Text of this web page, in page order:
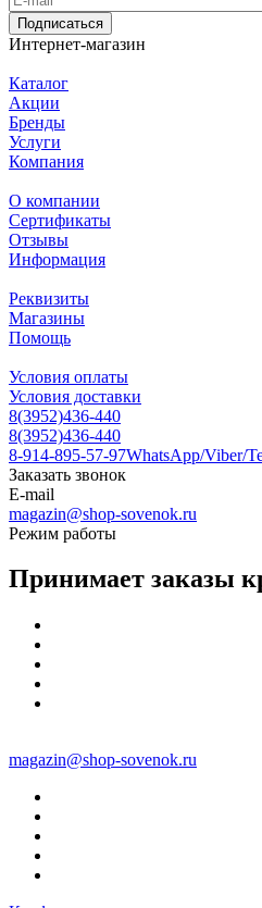
Подписаться
Интернет-магазин
Каталог
Акции
Бренды
Услуги
Компания
О компании
Сертификаты
Отзывы
Информация
Реквизиты
Магазины
Помощь
Условия оплаты
Условия доставки
8(3952)436-440
8(3952)436-440
8-914-895-57-97WhatsApp/Viber/
Заказать звонок
E-mail
magazin@shop-sovenok.ru
Режим работы
Принимает заказы
magazin@shop-sovenok.ru